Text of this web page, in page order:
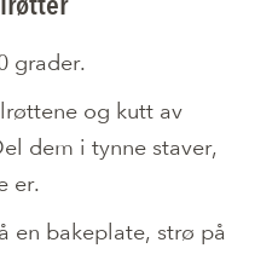
grader.
og kutt av
dem i tynne staver,
er.
en bakeplate, strø på